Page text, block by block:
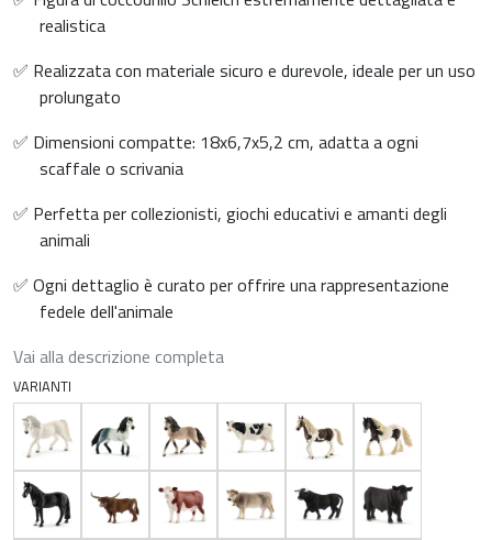
realistica
✅ Realizzata con materiale sicuro e durevole, ideale per un uso
prolungato
✅ Dimensioni compatte: 18x6,7x5,2 cm, adatta a ogni
scaffale o scrivania
✅ Perfetta per collezionisti, giochi educativi e amanti degli
animali
✅ Ogni dettaglio è curato per offrire una rappresentazione
fedele dell'animale
Vai alla descrizione completa
VARIANTI